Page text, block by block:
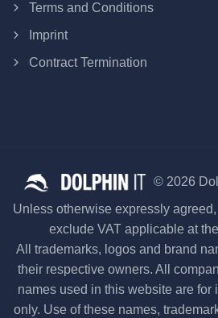
Terms and Conditions
Imprint
Contract Termination
© 2026
Unless otherwise expressly
exclude VAT applicable at
All trademarks, logos and brand
their respective owners. All
names used in this website are for
only. Use of these names,